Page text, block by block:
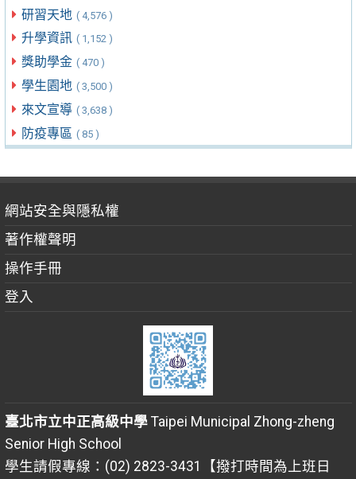
研習天地 ( 4,576 )
升學資訊 ( 1,152 )
獎助學金 ( 470 )
學生園地 ( 3,500 )
來文宣導 ( 3,638 )
防疫專區 ( 85 )
網站安全與隱私權
著作權聲明
操作手冊
登入
臺北市立中正高級中學Taipei Municipal Zhong-zheng
Senior High School
學生請假專線：(02) 2823-3431【撥打時間為上班日